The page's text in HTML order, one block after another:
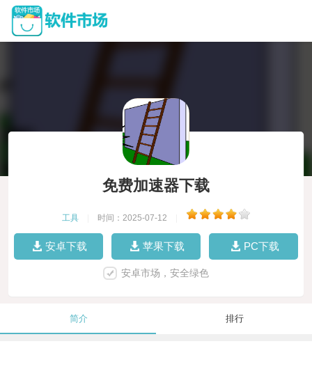
免费加速器下载
工具 时间：2025-07-12
安卓下载 苹果下载 PC下载
安卓市场，安全绿色
简介 排行